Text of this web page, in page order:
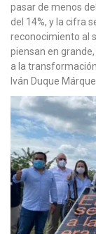
pasar de menos
del 14%, y la cifra
reconocimiento al
piensan en
a la
Iván Duque